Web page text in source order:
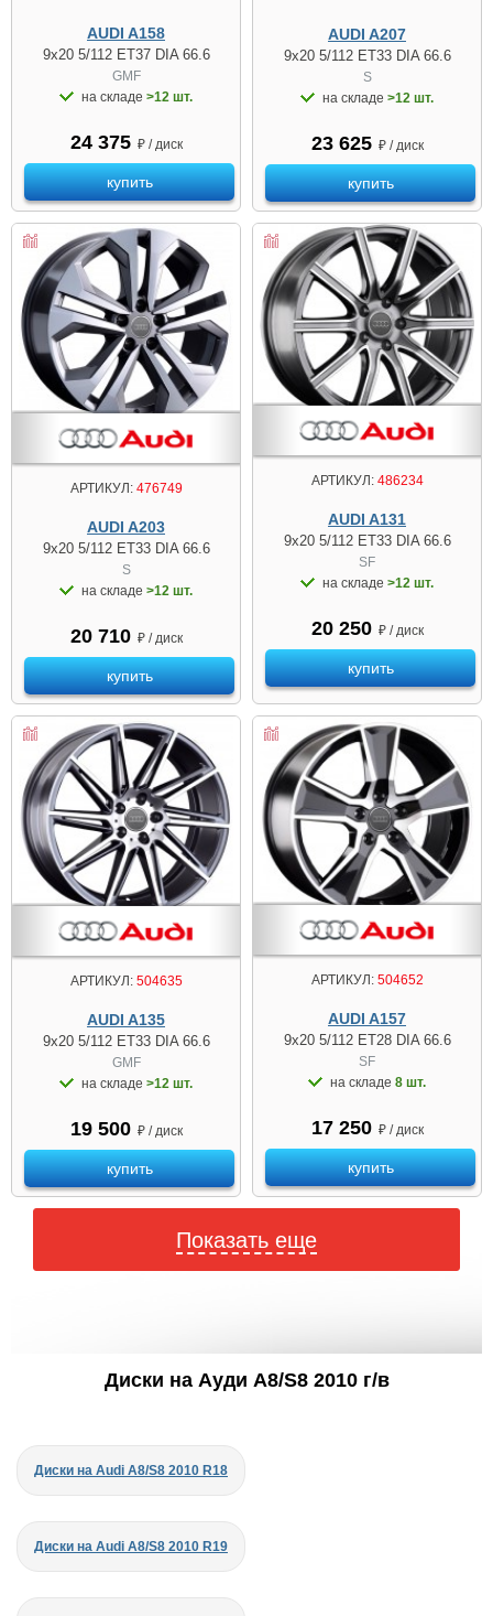
AUDI A158
9x20 5/112 ET37 DIA 66.6
GMF
на складе >12 шт.
24 375 ₽ / диск
купить
AUDI A207
9x20 5/112 ET33 DIA 66.6
S
на складе >12 шт.
23 625 ₽ / диск
купить
АРТИКУЛ:476749
AUDI A203
9x20 5/112 ET33 DIA 66.6
S
на складе >12 шт.
20 710 ₽ / диск
купить
АРТИКУЛ:486234
AUDI A131
9x20 5/112 ET33 DIA 66.6
SF
на складе >12 шт.
20 250 ₽ / диск
купить
АРТИКУЛ:504635
AUDI A135
9x20 5/112 ET33 DIA 66.6
GMF
на складе >12 шт.
19 500 ₽ / диск
купить
АРТИКУЛ:504652
AUDI A157
9x20 5/112 ET28 DIA 66.6
SF
на складе 8 шт.
17 250 ₽ / диск
купить
Показать еще
Диски на Ауди A8/S8 2010 г/в
Диски на Audi A8/S8 2010 R18
Диски на Audi A8/S8 2010 R19